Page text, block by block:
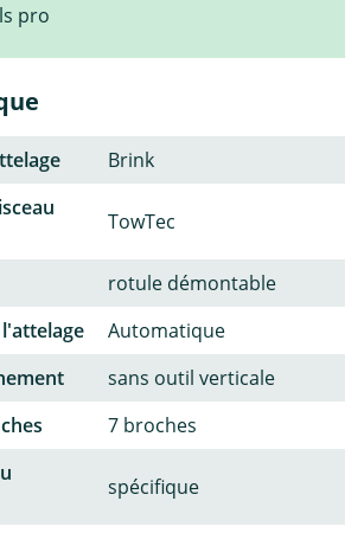
pro
Brink
TowTec
rotule démontable
Automatique
sans outil verticale
7 broches
spécifique